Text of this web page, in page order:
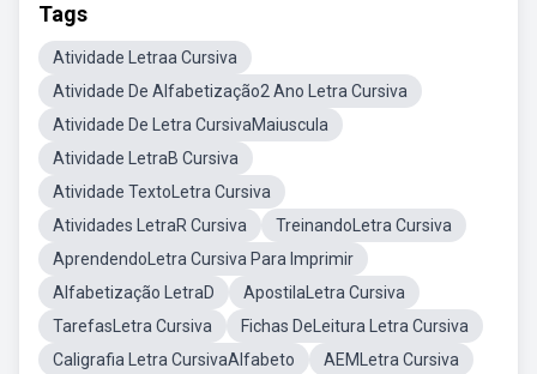
Tags
Atividade Letraa Cursiva
Atividade De Alfabetização2 Ano Letra Cursiva
Atividade De Letra CursivaMaiuscula
Atividade LetraB Cursiva
Atividade TextoLetra Cursiva
Atividades LetraR Cursiva
TreinandoLetra Cursiva
AprendendoLetra Cursiva Para Imprimir
Alfabetização LetraD
ApostilaLetra Cursiva
TarefasLetra Cursiva
Fichas DeLeitura Letra Cursiva
Caligrafia Letra CursivaAlfabeto
AEMLetra Cursiva